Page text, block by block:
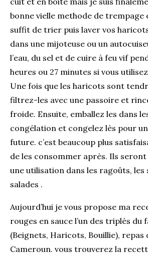
bonne vielle methode de trempage
suffit de trier puis laver vos
dans une mijoteuse ou un
l’eau, du sel et de cuire à feu vif
heures ou 27 minutes si vous
Une fois que les haricots sont
filtrez-les avec une passoire et
froide. Ensuite, emballez les dans
congélation et congelez lès pour
future. c’est beaucoup plus
de les consommer après. Ils
une utilisation dans les ragoûts, les
salades .
Aujourd’hui je vous propose ma
rouges en sauce l’un des triplés du
(Beignets, Haricots, Bouillie), repas
Cameroun. vous trouverez la